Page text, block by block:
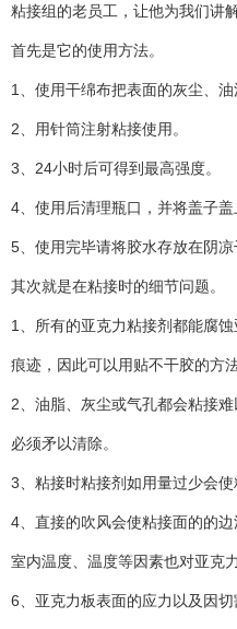
xybp@qq.com
粘接组的老员工，让他为我们讲
首先是它的使用方法。
1、使用干绵布把表面的灰尘、油
2、用针筒注射粘接使用。
3、24小时后可得到最高强度。
4、使用后清理瓶口，并将盖子盖
5、使用完毕请将胶水存放在阴凉
其次就是在粘接时的细节问题。
1、所有的亚克力粘接剂都能腐
痕迹，因此可以用贴不干胶的方
2、油脂、灰尘或气孔都会粘接
必须矛以清除。
3、粘接时粘接剂如用量过少会使
4、直接的吹风会使粘接面的的
室内温度、温度等因素也对亚克
6、亚克力板表面的应力以及因